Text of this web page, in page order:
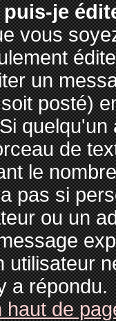
je
vous
un
posté)
de
le
pas si
ou un
utilisateur
a répondu.
haut de